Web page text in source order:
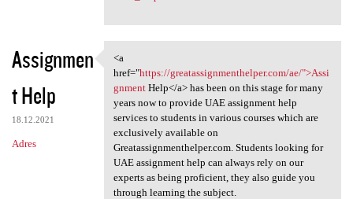
Assignmen
t Help
18.12.2021
Adres
<a href="https:/
<a
href="https://greatassignmenthelper.com/ae/">Assi
gnmentHelp</a> has been on this stage for many
years now to provide UAE assignment help
services to students in various courses which are
exclusively available on
Greatassignmenthelper.com. Students looking for
UAE assignment help can always rely on our
experts as being proficient, they also guide you
through learning the subject.